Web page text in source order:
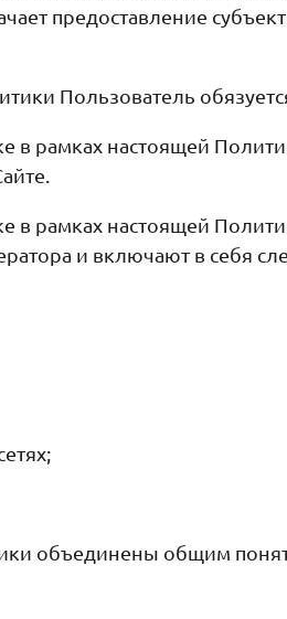
предоставление
Пользователь
рамках настоящей
рамках настоящей
и включают в себя
объединены общим